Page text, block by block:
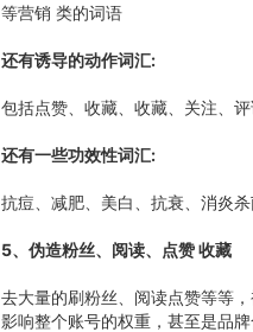
等营销 类的词语
还有诱导的动作词汇:
包括点赞、收藏、收藏、关注、
还有一些功效性词汇:
抗痘、减肥、美白、抗衰、消炎
5、伪造粉丝、阅读、点赞 收藏
去大量的刷粉丝、阅读点赞等等
影响整个账号的权重，甚至是品牌